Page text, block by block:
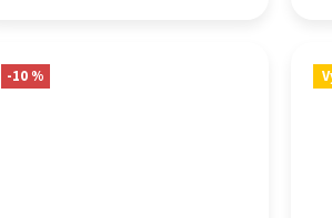
-10 %